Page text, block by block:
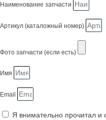
Наименование запчасти
Артикул (каталожный номер)
Фото запчасти (если есть)
Имя
Email
Я внимательно прочитал и